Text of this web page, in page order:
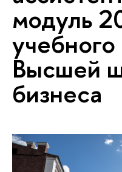
модуль
учебного
Высшей
бизнеса